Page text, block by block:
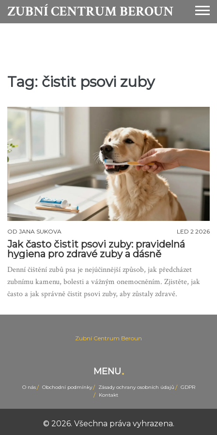
ZUBNÍ CENTRUM BEROUN
Tag: čistit psovi zuby
OD JANA SUKOVA LED 2 2026
Jak často čistit psovi zuby: pravidelná
hygiena pro zdravé zuby a dásně
Denní čištění zubů psa je nejúčinnější způsob, jak předcházet
zubnímu kamenu, bolesti a vážným onemocněním. Zjistěte, jak
často a jak správně čistit psovi zuby, aby zůstaly zdravé.
Zubní Centrum Beroun
MENU
O nás Obchodní podmínky Zásady ochrany osobních údajů
GDPR
Kontakt
© 2026. Všechna práva vyhrazena.